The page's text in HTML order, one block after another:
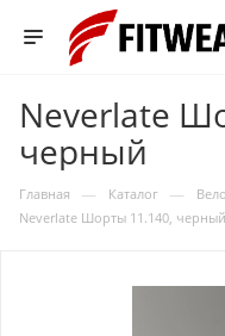
Neverlate
черный
Главная — Каталог —
Neverlate Шорты 11.140, черный